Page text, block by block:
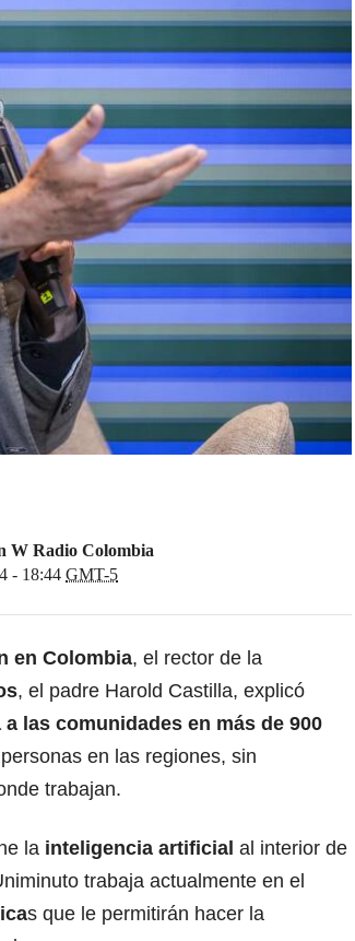
W Radio Colombia
- 18:44 GMT-5
en Colombia, el rector de la
, el padre Harold Castilla, explicó
a las comunidades en más de 900
en las regiones, sin
trabajan.
la inteligencia artificial al interior de
trabaja actualmente en el
s que le permitirán hacer la